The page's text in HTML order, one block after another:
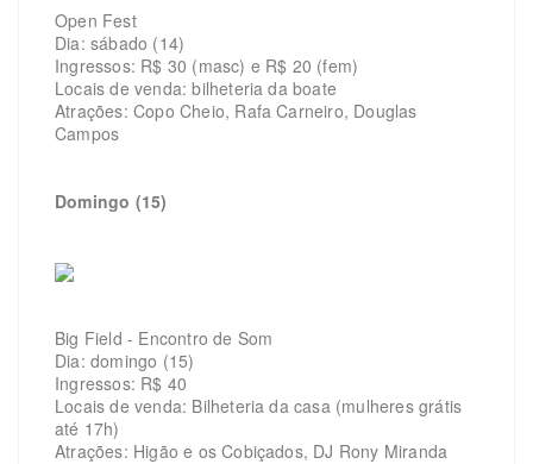
Open Fest
Dia: sábado (14)
Ingressos: R$ 30 (masc) e R$ 20 (fem)
Locais de venda: bilheteria da boate
Atrações: Copo Cheio, Rafa Carneiro, Douglas
Campos
Domingo (15)
Big Field - Encontro de Som
Dia: domingo (15)
Ingressos: R$ 40
Locais de venda: Bilheteria da casa (mulheres grátis
até 17h)
Atrações: Higão e os Cobiçados, DJ Rony Miranda